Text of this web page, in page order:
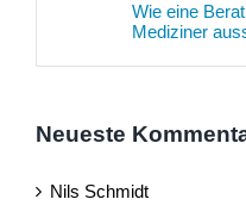
Wie eine
Mediziner
Neueste
Nils Schmidt